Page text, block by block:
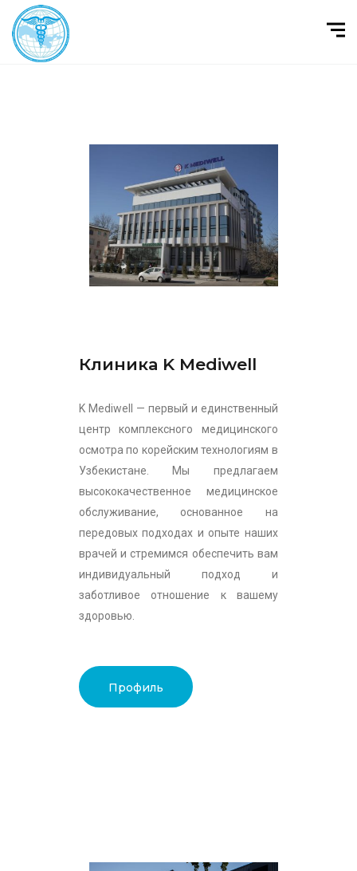
Клиника K Mediwell
K Mediwell — первый и единственный
центр комплексного медицинского
осмотра по корейским технологиям в
Узбекистане. Мы предлагаем
высококачественное медицинское
обслуживание, основанное на
передовых подходах и опыте наших
врачей и стремимся обеспечить вам
индивидуальный подход и
заботливое отношение к вашему
здоровью.
Профиль